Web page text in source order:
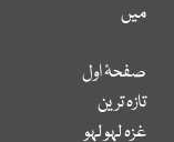
میں
صفحۂ اول
تازہ ترین
غزہ لہو لہو